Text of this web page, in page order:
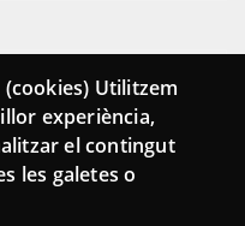
Utilitzem
experiència,
el contingut
les galetes o